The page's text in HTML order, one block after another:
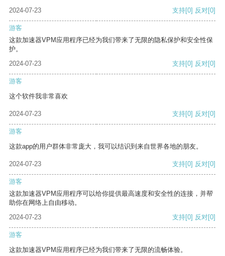
2024-07-23 支持[0] 反对[0]
游客
这款加速器VPM应用程序已经为我们带来了无限的隐私保护和安全性保
护。
2024-07-23
支持[0] 反对[0]
游客
这个软件我非常喜欢
2024-07-23 支持[0] 反对[0]
游客
这款app的用户群体非常庞大，我可以结识到来自世界各地的朋友。
2024-07-23 支持[0] 反对[0]
游客
这款加速器VPM应用程序可以给你提供最高速度和安全性的连接，并帮
助你在网络上自由移动。
2024-07-23
支持[0] 反对[0]
游客
这款加速器VPM应用程序已经为我们带来了无限的流畅体验。